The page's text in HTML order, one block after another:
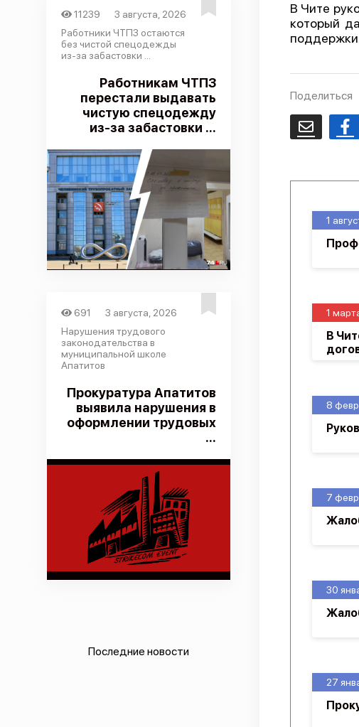
11239
3 августа, 2026
Работники ЧТПЗ остаются
без чистой спецодежды
из-за забастовки ...
Работникам ЧТПЗ
перестали выдавать
чистую спецодежду
из-за забастовки ...
691
3 августа, 2026
Нарушения трудового
законодательства в
муниципальной школе
Апатитов
Прокуратура Апатитов
выявила нарушения в
оформлении трудовых
...
Последние новости
В Чите
который
Поделиться
Email
27
30
7
8
1
В
1